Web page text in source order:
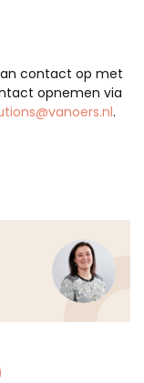
contact op met
opnemen via
.